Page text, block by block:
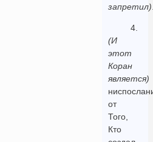
запретил)
4.
(И
этот
Коран
является)
от
Того,
Кто